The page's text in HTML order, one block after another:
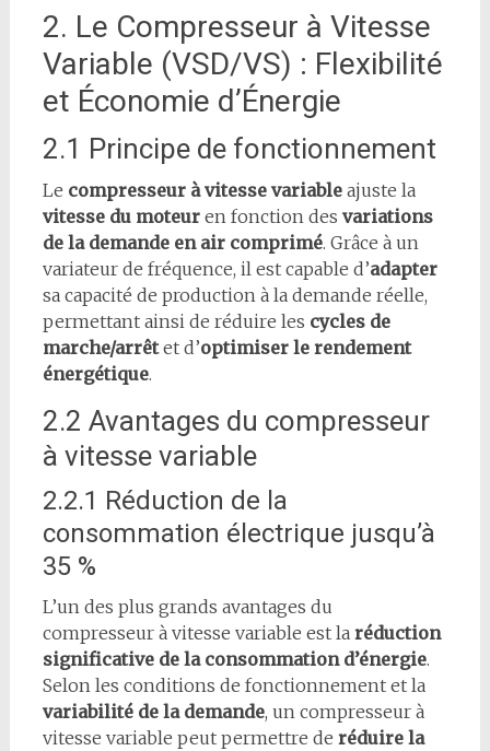
2. Le Compresseur à Vitesse
Variable (VSD/VS) : Flexibilité
et Économie d’Énergie
2.1 Principe de fonctionnement
Le compresseur à vitesse variableajuste la
vitesse du moteuren fonction des variations
de la demande en air comprimé. Grâce à un
variateur de fréquence, il est capable d’adapter
sa capacité de production à la demande réelle,
permettant ainsi de réduire les cycles de
marche/arrêtet d’optimiser le rendement
énergétique.
2.2 Avantages du compresseur
à vitesse variable
2.2.1 Réduction de la
consommation électrique jusqu’à
35 %
L’un des plus grands avantages du
compresseur à vitesse variable est la réduction
significative de la consommation d’énergie.
Selon les conditions de fonctionnement et la
variabilité de la demande, un compresseur à
vitesse variable peut permettre de réduire la